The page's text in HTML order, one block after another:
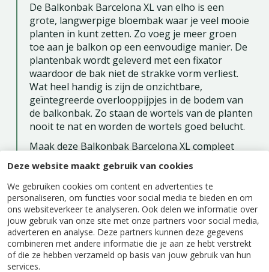
Deze website maakt gebruik van cookies
We gebruiken cookies om content en advertenties te
personaliseren, om functies voor social media te bieden en om
ons websiteverkeer te analyseren. Ook delen we informatie over
jouw gebruik van onze site met onze partners voor social media,
adverteren en analyse. Deze partners kunnen deze gegevens
combineren met andere informatie die je aan ze hebt verstrekt
of die ze hebben verzameld op basis van jouw gebruik van hun
services.
De Balkonbak Barcelona XL van elho is een
grote, langwerpige bloembak waar je veel mooie
planten in kunt zetten. Zo voeg je meer groen
toe aan je balkon op een eenvoudige manier. De
plantenbak wordt geleverd met een fixator
waardoor de bak niet de strakke vorm verliest.
Wat heel handig is zijn de onzichtbare,
geïntegreerde overlooppijpjes in de bodem van
de balkonbak. Zo staan de wortels van de planten
nooit te nat en worden de wortels goed belucht.
Maak deze Balkonbak Barcelona XL compleet
door er een
bijpassende schotel
onder te zetten.
Zo voorkom je vlekken en lelijke plekken op de
ondergrond waar je deze bak neerzet.
De balkonbak is gemaakt van 100% gerecycled
plastic, geproduceerd met windenergie en is
weer volledig recyclebaar.